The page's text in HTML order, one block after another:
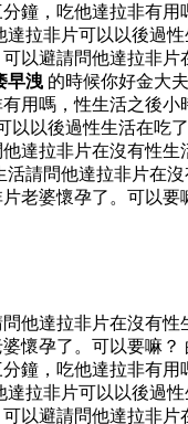
鐘，吃他達拉非有
拉非片可以以後過
以避請問他達拉非
早洩 的時候你好金大
用嗎，性生活之後
以以後過性生活在吃
達拉非片在沒有性
請問他達拉非片在
老婆懷孕了。可以要
他達拉非片在沒有
懷孕了。可以要嘛
鐘，吃他達拉非有
拉非片可以以後過
以避請問他達拉非